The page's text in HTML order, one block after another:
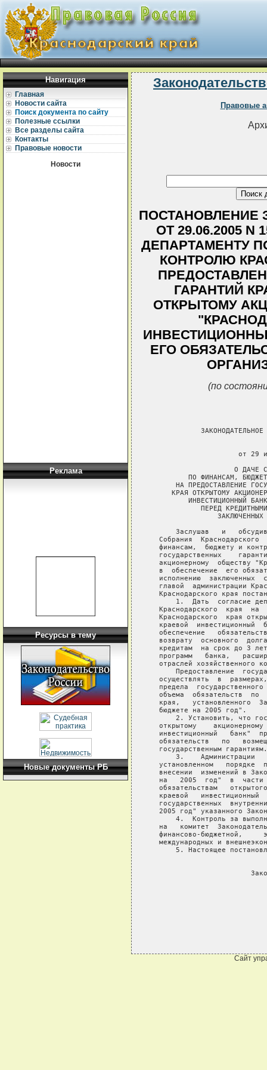
Навигация
Главная
Новости сайта
Поиск документа по сайту
Полезные ссылки
Все разделы сайта
Контакты
Правовые новости
Новости
Реклама
Ресурсы в тему
Новые документы РБ
Правовые
ПОСТАНОВЛЕНИЕ
ОТ 29.06.2005
ДЕПАРТАМЕНТУ
КОНТРОЛЮ
ГАРАНТИЙ
ОТКРЫТОМУ
ЕГО
(по
от 29
О ДАЧЕ
ПО ФИНАНСАМ,
НА ПРЕДОСТАВЛЕНИЕ
КРАЯ ОТКРЫТОМУ
ИНВЕСТИЦИОННЫЙ
ПЕРЕД
Заслушав   и
Собрания  Краснодарского
финансам,  бюджету и
государственных
акционерному  обществу
в  обеспечение  его
исполнению  заключенных
главой  администрации
Краснодарского края
1.  Дать  согласие
Краснодарского  края  на
Краснодарского  края
краевой  инвестиционный
обеспечение
возврату  основного
кредитам  на срок до 3
программ   банка,
отраслей хозяйственного
Предоставление
осуществлять  в
предела
объема  обязательств  по
края,   установленного
   бюджете на 2005 год".
2. Установить, что
открытому
инвестиционный   банк"
обязательств   по
   государственным гарантиям.
3.    Администрации
установленном   порядке
внесении  изменений в
на   2005  год"  в
обязательствам
краевой   инвестиционный
государственных
2005 год" указанного
4.  Контроль за
на   комитет
финансово-бюджетной,
международных и
5. Настоящее
Сайт